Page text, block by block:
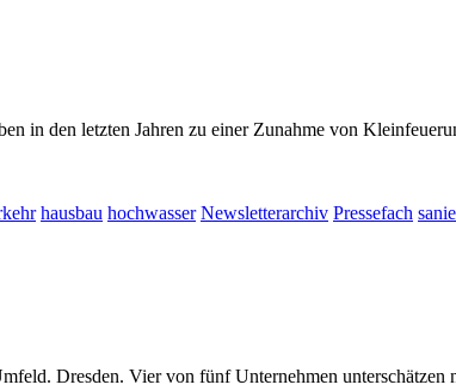
in den letzten Jahren zu einer Zunahme von
hausbau hochwasser Newsletterarchiv Pressefach
Dresden. Vier von fünf Unternehmen unterschätzen